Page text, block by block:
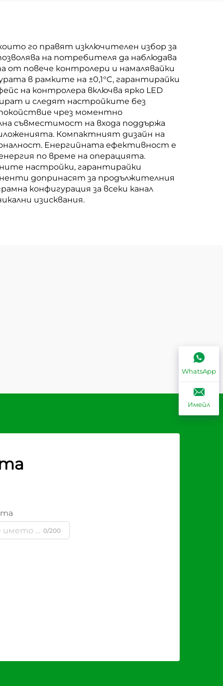
го правят изключителен избор за
на потребителя да наблюдава
повече контролери и намалявайки
в рамките на ±0,1°C, гарантирайки
на контролера включва ярко LED
и следят настройките без
чрез моментно
съвместимост на входа поддържа
Компактният дизайн на
Енергийната ефективност е
по време на операцията.
настройки, гарантирайки
допринасят за продължителния
конфигурация за всеки канал
изисквания.
0/200
WhatsApp
Имейл